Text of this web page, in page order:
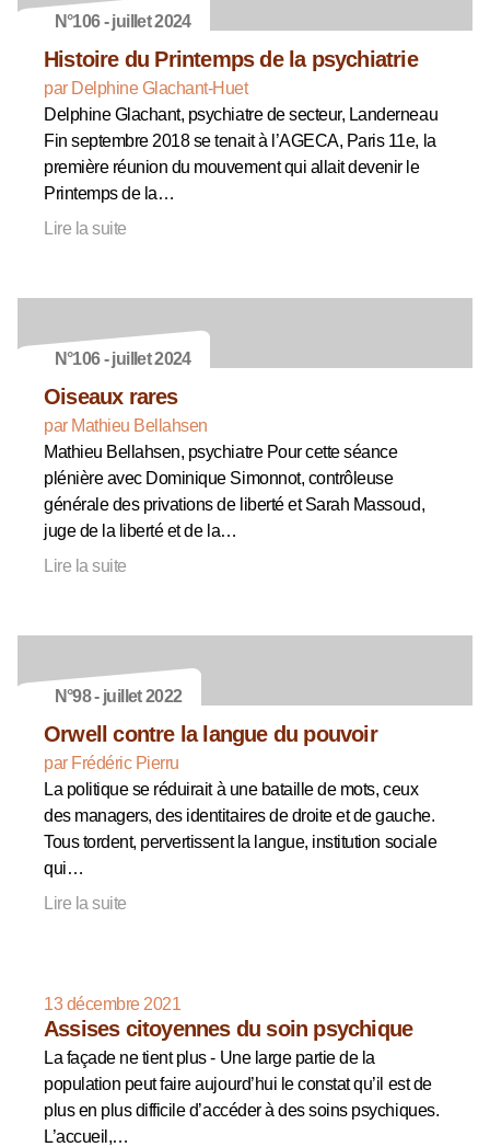
N°106 - juillet 2024
Histoire du Printemps de la psychiatrie
par Delphine Glachant-Huet
Delphine Glachant, psychiatre de secteur, Landerneau
Fin septembre 2018 se tenait à l’AGECA, Paris 11e, la
première réunion du mouvement qui allait devenir le
Printemps de la…
Lire la suite
N°106 - juillet 2024
Oiseaux rares
par Mathieu Bellahsen
Mathieu Bellahsen, psychiatre Pour cette séance
plénière avec Dominique Simonnot, contrôleuse
générale des privations de liberté et Sarah Massoud,
juge de la liberté et de la…
Lire la suite
N°98 - juillet 2022
Orwell contre la langue du pouvoir
par Frédéric Pierru
La politique se réduirait à une bataille de mots, ceux
des managers, des identitaires de droite et de gauche.
Tous tordent, pervertissent la langue, institution sociale
qui…
Lire la suite
13 décembre 2021
Assises citoyennes du soin psychique
La façade ne tient plus - Une large partie de la
population peut faire aujourd’hui le constat qu’il est de
plus en plus difficile d’accéder à des soins psychiques.
L’accueil,…